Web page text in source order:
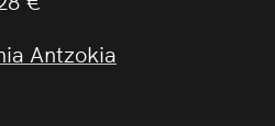
Antzokia